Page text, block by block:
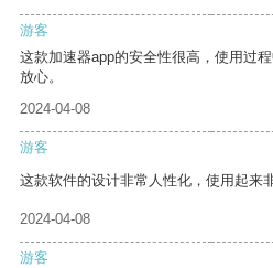
游客
这款加速器app的安全性很高，使用过
放心。
2024-04-08
游客
这款软件的设计非常人性化，使用起来
2024-04-08
游客